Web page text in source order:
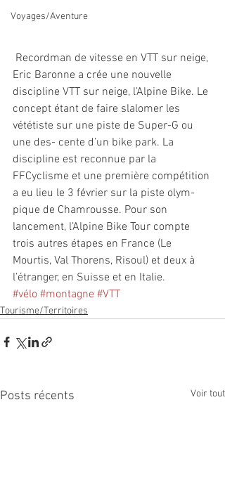
Voyages/Aventure
Eric Baronne a crée une nouvelle
discipline VTT sur neige, l’Alpine Bike. Le
concept étant de faire slalomer les
vététiste sur une piste de Super-G ou
une des- cente d’un bike park. La
discipline est reconnue par la
FFCyclisme et une première compétition
a eu lieu le 3 février sur la piste olym-
pique de Chamrousse. Pour son
lancement, l’Alpine Bike Tour compte
trois autres étapes en France (Le
Mourtis, Val Thorens, Risoul) et deux à
l’étranger, en Suisse et en Italie.
#vélo #montagne #VTT
Tourisme/Territoires
Posts récents Voir tout